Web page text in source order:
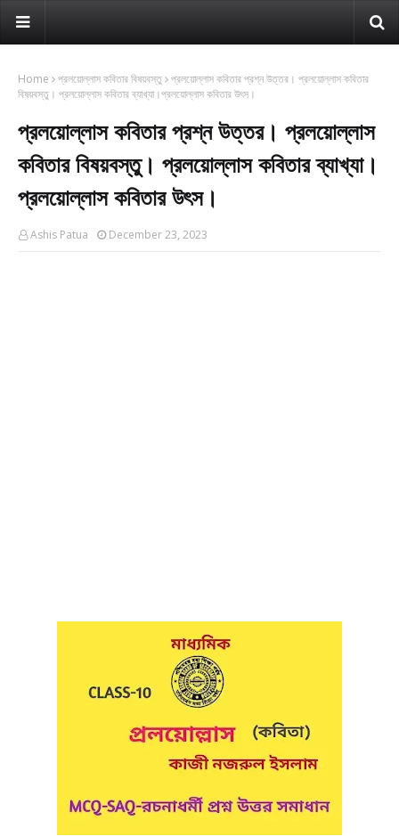
Home প্রলয়োল্লাস কবিতার বিষয়বস্তু প্রলয়োল্লাস কবিতার প্রশ্ন উত্তর। প্রলয়োল্লাস কবিতার
বিষয়বস্তু। প্রলয়োল্লাস কবিতার ব্যাখ্যা।প্রলয়োল্লাস কবিতার উৎস।
প্রলয়োল্লাস কবিতার প্রশ্ন উত্তর। প্রলয়োল্লাস
কবিতার বিষয়বস্তু। প্রলয়োল্লাস কবিতার ব্যাখ্যা।
প্রলয়োল্লাস কবিতার উৎস।
Ashis Patua December 23, 2023